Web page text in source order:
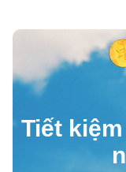
Tiết